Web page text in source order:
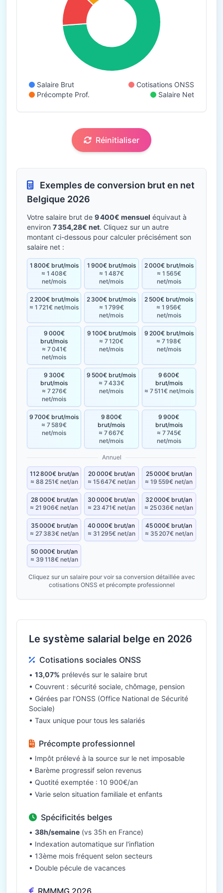
Salaire Brut
Cotisations ONSS
Précompte Prof.
Salaire Net
Réinitialiser
Exemples de conversion brut en net
Belgique 2026
Votre salaire brut de 9 400€ mensuel équivaut à
environ 7 354,28€ net. Cliquez sur un autre
montant ci-dessous pour calculer précisément son
salaire net :
1 800€ brut/mois
≈ 1 408€
net/mois
1 900€ brut/mois
≈ 1 487€
net/mois
2 000€ brut/mois
≈ 1 565€
net/mois
2 200€ brut/mois
≈ 1 721€ net/mois
2 300€ brut/mois
≈ 1 799€
net/mois
2 500€ brut/mois
≈ 1 956€
net/mois
9 000€
brut/mois
≈ 7 041€
net/mois
9 100€ brut/mois
≈ 7 120€
net/mois
9 200€ brut/mois
≈ 7 198€
net/mois
9 300€
brut/mois
≈ 7 276€
net/mois
9 500€ brut/mois
≈ 7 433€
net/mois
9 600€
brut/mois
≈ 7 511€ net/mois
9 700€ brut/mois
≈ 7 589€
net/mois
9 800€
brut/mois
≈ 7 667€
net/mois
9 900€
brut/mois
≈ 7 745€
net/mois
Annuel
112 800€ brut/an
≈ 88 251€ net/an
20 000€ brut/an
≈ 15 647€ net/an
25 000€ brut/an
≈ 19 559€ net/an
28 000€ brut/an
≈ 21 906€ net/an
30 000€ brut/an
≈ 23 471€ net/an
32 000€ brut/an
≈ 25 036€ net/an
35 000€ brut/an
≈ 27 383€ net/an
40 000€ brut/an
≈ 31 295€ net/an
45 000€ brut/an
≈ 35 207€ net/an
50 000€ brut/an
≈ 39 118€ net/an
Cliquez sur un salaire pour voir sa conversion détaillée avec
cotisations ONSS et précompte professionnel
Le système salarial belge en 2026
Cotisations sociales ONSS
• 13,07% prélevés sur le salaire brut
• Couvrent : sécurité sociale, chômage, pension
• Gérées par l'ONSS (Office National de Sécurité
Sociale)
• Taux unique pour tous les salariés
Précompte professionnel
• Impôt prélevé à la source sur le net imposable
• Barème progressif selon revenus
• Quotité exemptée : 10 900€/an
• Varie selon situation familiale et enfants
Spécificités belges
• 38h/semaine (vs 35h en France)
• Indexation automatique sur l'inflation
• 13ème mois fréquent selon secteurs
• Double pécule de vacances
RMMMG 2026